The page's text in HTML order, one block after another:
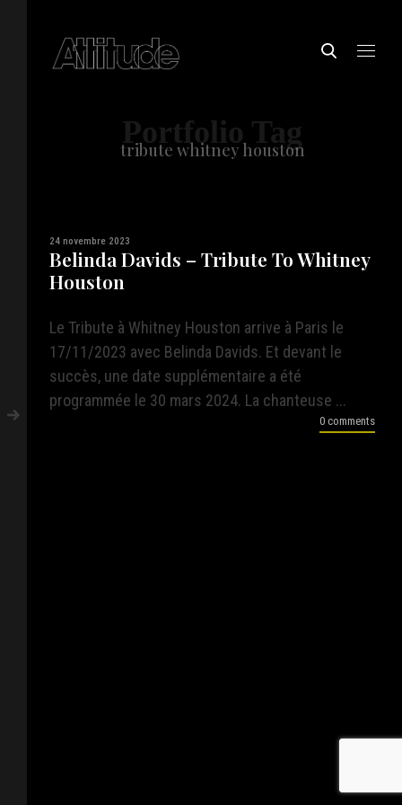
Portfolio Tag
tribute whitney houston
24 novembre 2023
Belinda Davids – Tribute To Whitney
Houston
Le Tribute à Whitney Houston arrive à Paris le
17/11/2023 avec Belinda Davids. Et devant le
succès, une date supplémentaire a été
programmée le 30 mars 2024. La chanteuse ...
0 comments